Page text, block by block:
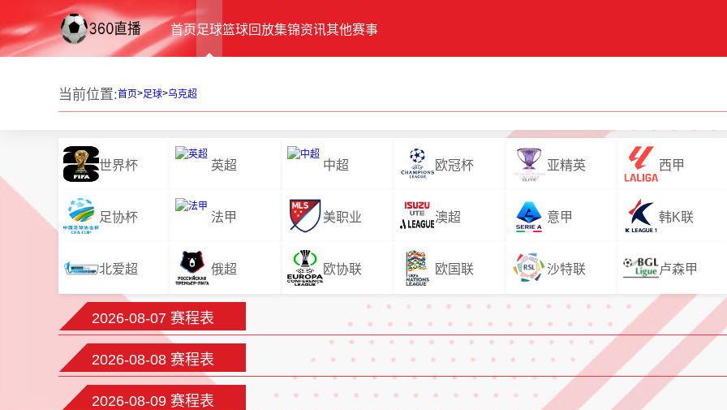
首页足球篮球回放集锦资讯其他赛事
当前位置:首页>足球>乌克超
世界杯 英超 中超 欧冠杯 亚精英 西甲
足协杯 法甲 美职业 澳超 意甲 韩K联
北爱超 俄超 欧协联 欧国联 沙特联 卢森甲
2026-08-07 赛程表
2026-08-08 赛程表
2026-08-09 赛程表